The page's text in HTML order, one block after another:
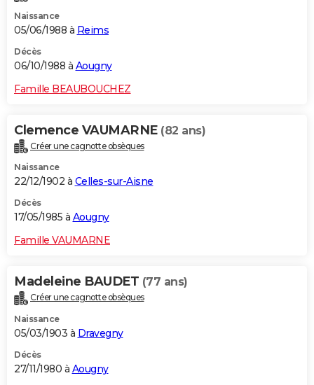
Naissance
05/06/1988 à Reims
Décès
06/10/1988 à Aougny
Famille BEAUBOUCHEZ
Clemence VAUMARNE (82 ans)
Créer une cagnotte obsèques
Naissance
22/12/1902 à Celles-sur-Aisne
Décès
17/05/1985 à Aougny
Famille VAUMARNE
Madeleine BAUDET (77 ans)
Créer une cagnotte obsèques
Naissance
05/03/1903 à Dravegny
Décès
27/11/1980 à Aougny